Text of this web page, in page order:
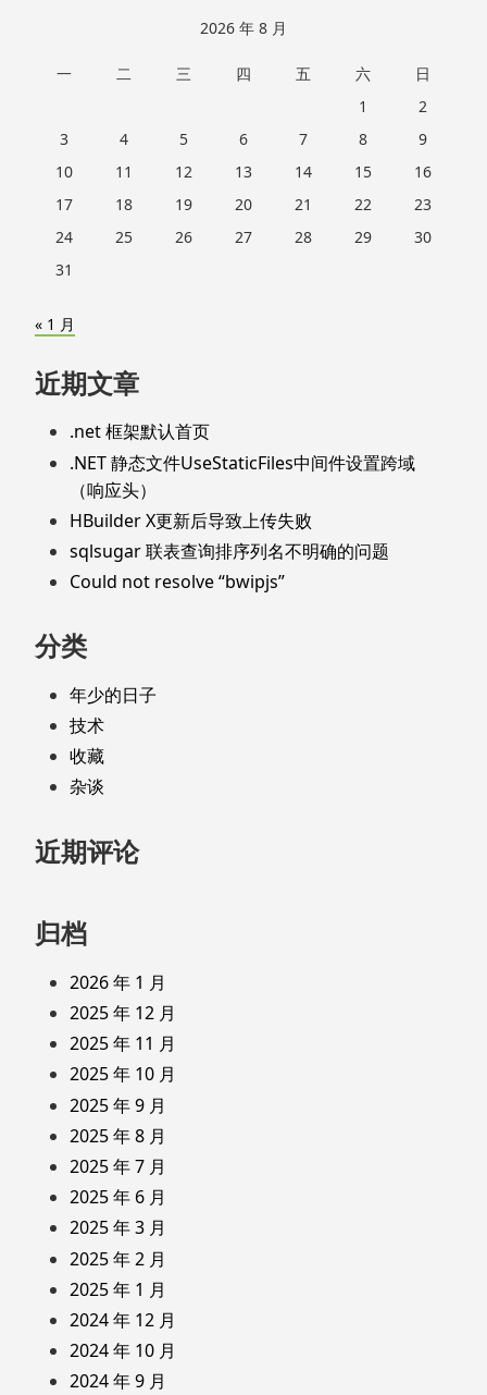
2026 年 8 月
一 二 三 四 五 六
日
1
2
3
4 5 6 7 8
9
10
11 12 13 14 15
16
17
18 19 20 21 22
23
24
25 26 27 28 29
30
31
« 1 月
近期文章
.net 框架默认首页
.NET 静态文件UseStaticFiles中间件设置跨域
（响应头）
HBuilder X更新后导致上传失败
sqlsugar 联表查询排序列名不明确的问题
Could not resolve “bwipjs”
分类
年少的日子
技术
收藏
杂谈
近期评论
归档
2026 年 1 月
2025 年 12 月
2025 年 11 月
2025 年 10 月
2025 年 9 月
2025 年 8 月
2025 年 7 月
2025 年 6 月
2025 年 3 月
2025 年 2 月
2025 年 1 月
2024 年 12 月
2024 年 10 月
2024 年 9 月